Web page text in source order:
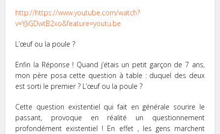
http://https://www.youtube.com/watch?
v=YJiGDwtB2xo&feature=youtu.be
L’œuf ou la poule ?
Enfin la Réponse ! Quand j’étais un petit garçon de 7 ans,
mon père posa cette question à table : duquel des deux
est sorti le premier ? L’œuf ou la poule ?
Cette question existentiel qui fait en générale sourire le
passant, provoque en réalité un questionnement
profondément existentiel ! En effet , les gens marchent